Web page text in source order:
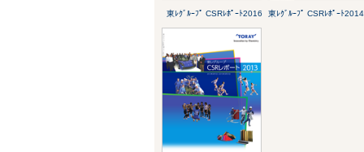
東ﾚｸﾞﾙｰﾌﾟ CSRﾚﾎﾟｰﾄ2016 東ﾚｸﾞﾙｰﾌﾟ CSRﾚﾎﾟｰﾄ2014